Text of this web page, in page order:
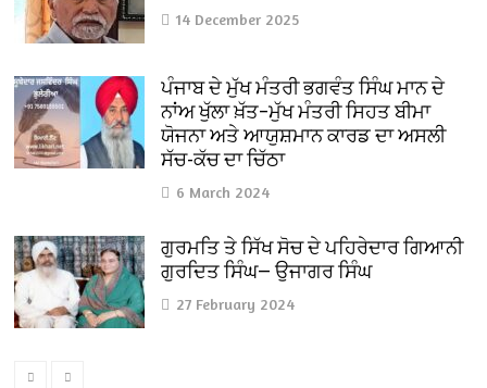
14 December 2025
ਪੰਜਾਬ ਦੇ ਮੁੱਖ ਮੰਤਰੀ ਭਗਵੰਤ ਸਿੰਘ ਮਾਨ ਦੇ
ਨਾਂਅ ਖੁੱਲਾ ਖ਼ੱਤ–ਮੁੱਖ ਮੰਤਰੀ ਸਿਹਤ ਬੀਮਾ
ਯੋਜਨਾ ਅਤੇ ਆਯੁਸ਼ਮਾਨ ਕਾਰਡ ਦਾ ਅਸਲੀ
ਸੱਚ-ਕੱਚ ਦਾ ਚਿੱਠਾ
6 March 2024
ਗੁਰਮਤਿ ਤੇ ਸਿੱਖ ਸੋਚ ਦੇ ਪਹਿਰੇਦਾਰ ਗਿਆਨੀ
ਗੁਰਦਿਤ ਸਿੰਘ— ਉਜਾਗਰ ਸਿੰਘ
27 February 2024